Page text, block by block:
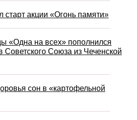
акции «Огонь памяти»
«Одна на всех» пополнился
Союза из Чеченской
сон в «картофельной